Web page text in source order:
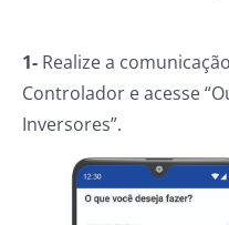
1- Realize a
Controlador e acesse
Inversores”.